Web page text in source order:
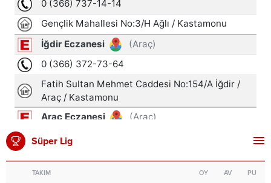
Süper Lig
TAKIM OY AV PU